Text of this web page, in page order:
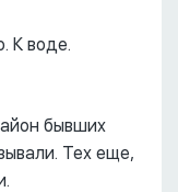
К воде.
бывших
Тех еще,